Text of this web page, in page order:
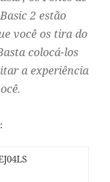
2 estão
você os tira do
colocá-los
a experiência